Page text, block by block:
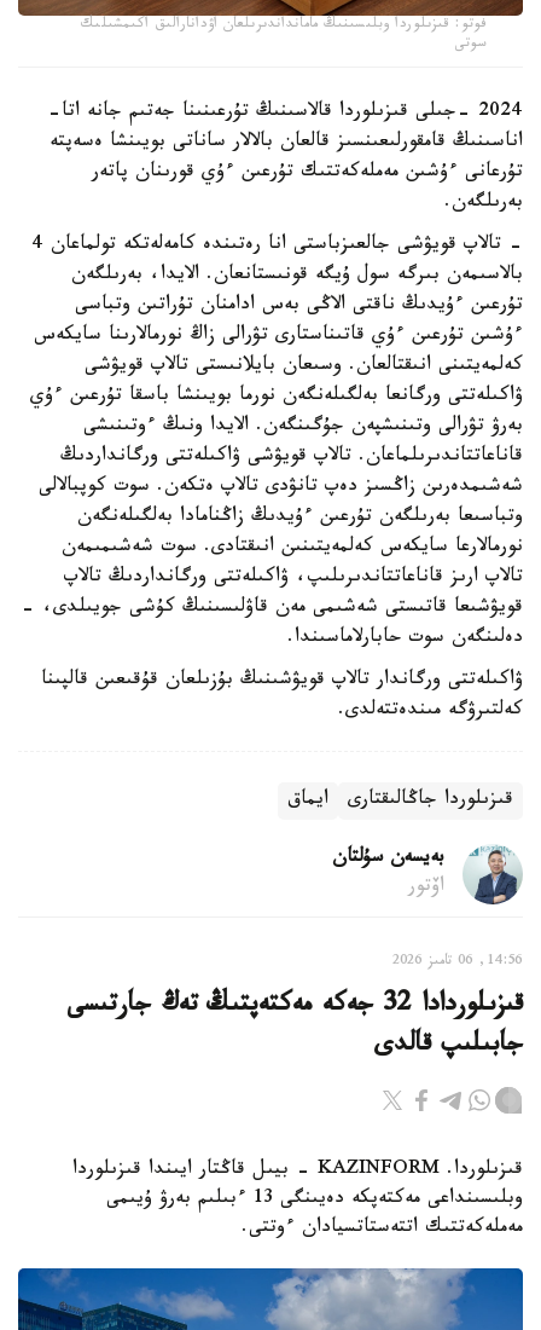
فوتو: قىزىلوردا وبلىسىنىڭ مامانداندىرىلعان اۋدانارالىق اكىمشىلىك
سوتى
2024 -جىلى قىزىلوردا قالاسىنىڭ تۇرعىنىنا جەتىم جانە اتا-
اناسىنىڭ قامقورلىعىنسىز قالعان بالالار ساناتى بويىنشا ەسەپتە
تۇرعانى ءۇشىن مەملەكەتتىك تۇرعىن ءۇي قورىنان پاتەر
بەرىلگەن.
- تالاپ قويۋشى جالعىزباستى انا رەتىندە كامەلەتكە تولماعان 4
بالاسىمەن بىرگە سول ۇيگە قونىستانعان. الايدا، بەرىلگەن
تۇرعىن ءۇيدىڭ ناقتى الاڭى بەس ادامنان تۇراتىن وتباسى
ءۇشىن تۇرعىن ءۇي قاتىناستارى تۋرالى زاڭ نورمالارىنا سايكەس
كەلمەيتىنى انىقتالعان. وسىعان بايلانىستى تالاپ قويۋشى
ۋاكىلەتتى ورگانعا بەلگىلەنگەن نورما بويىنشا باسقا تۇرعىن ءۇي
بەرۋ تۋرالى وتىنىشپەن جۇگىنگەن. الايدا ونىڭ ءوتىنىشى
قاناعاتتاندىرىلماعان. تالاپ قويۋشى ۋاكىلەتتى ورگانداردىڭ
شەشىمدەرىن زاڭسىز دەپ تانۋدى تالاپ ەتكەن. سوت كوپبالالى
وتباسىعا بەرىلگەن تۇرعىن ءۇيدىڭ زاڭنامادا بەلگىلەنگەن
نورمالارعا سايكەس كەلمەيتىنىن انىقتادى. سوت شەشىمىمەن
تالاپ ارىز قاناعاتتاندىرىلىپ، ۋاكىلەتتى ورگانداردىڭ تالاپ
قويۋشىعا قاتىستى شەشىمى مەن قاۋلىسىنىڭ كۇشى جويىلدى، -
دەلىنگەن سوت حابارلاماسىندا.
ۋاكىلەتتى ورگاندار تالاپ قويۋشىنىڭ بۇزىلعان قۇقىعىن قالپىنا
كەلتىرۋگە مىندەتتەلدى.
قىزىلوردا جاڭالىقتارى ايماق
بەيسەن سۇلتان
اۆتور
14:56, 06 تامىز 2026
قىزىلوردادا 32 جەكە مەكتەپتىڭ تەڭ جارتىسى
جابىلىپ قالدى
قىزىلوردا. KAZINFORM - بيىل قاڭتار ايىندا قىزىلوردا
وبلىسىنداعى مەكتەپكە دەيىنگى 13 ءبىلىم بەرۋ ۇيىمى
مەملەكەتتىك اتتەستاتسيادان ءوتتى.